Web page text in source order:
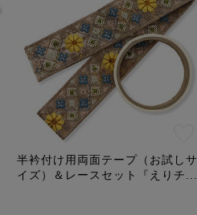
半衿付け用両面テープ（お試しサ
イズ）＆レースセット『えりチ...